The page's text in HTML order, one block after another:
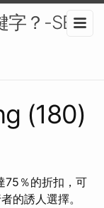
字？-SEO
(180)
75％的折扣，可
的誘人選擇。